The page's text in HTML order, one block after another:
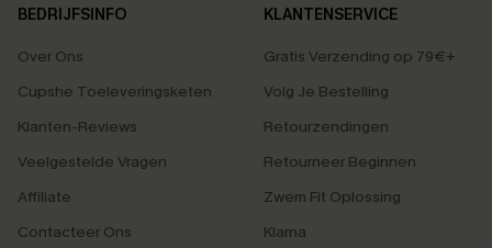
BEDRIJFSINFO
Over Ons
Cupshe Toeleveringsketen
Klanten-Reviews
Veelgestelde Vragen
Affiliate
Contacteer Ons
KLANTENSERVICE
Gratis Verzending op 79€+
Volg Je Bestelling
Retourzendingen
Retourneer Beginnen
Zwem Fit Oplossing
Klarna